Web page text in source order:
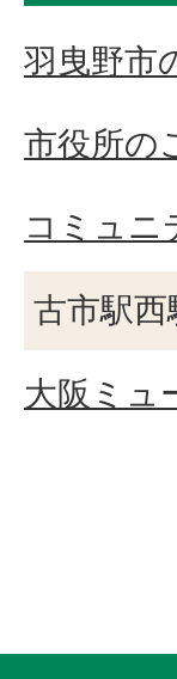
羽曳野市
市役所の
コミュニ
古市駅
大阪ミュ